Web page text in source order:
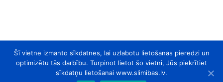
Šī vietne izmanto sīkdatnes, lai uzlabotu lietošanas pieredzi un
optimizētu tās darbību. Turpinot lietot šo vietni, Jūs piekrītiet
sīkdatņu lietošanai www.slimibas.lv.